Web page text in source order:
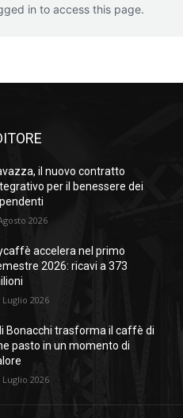
in to access this page.
il nuovo contratto
per il benessere dei
2026
accelera nel primo
2026: ricavi a 373
Luglio 2026
Bonacchi trasforma il caffè di
pasto in un momento di
Luglio 2026